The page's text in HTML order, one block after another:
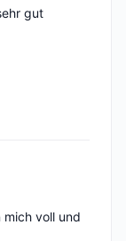
gut
voll und